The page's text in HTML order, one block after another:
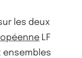
les deux
LF
ensembles